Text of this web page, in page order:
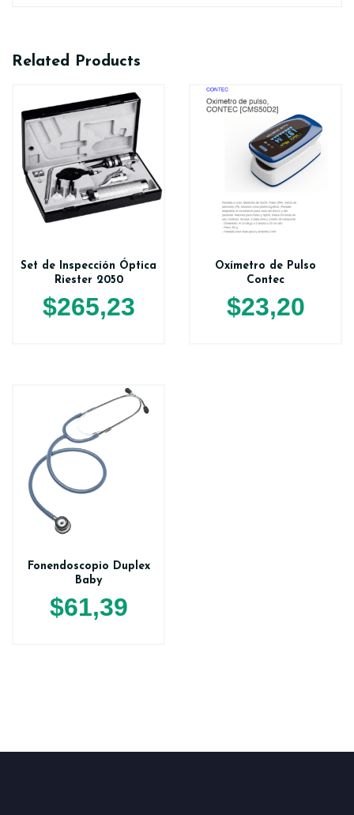
Related Products
Set de Inspección Óptica
Riester 2050
$265,23
Oxímetro de Pulso
Contec
$23,20
Fonendoscopio Duplex
Baby
$61,39